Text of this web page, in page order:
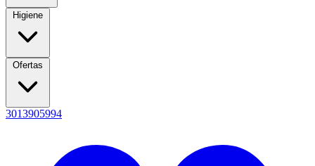
Higiene
Ofertas
3013905994